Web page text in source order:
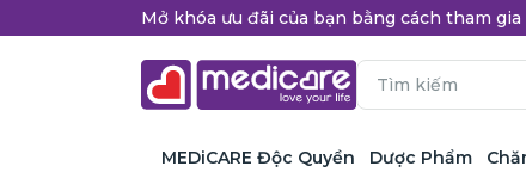
Mở khóa ưu đãi của bạn bằng cách tham gia
MEDiCARE Độc Quyền Dược Phẩm